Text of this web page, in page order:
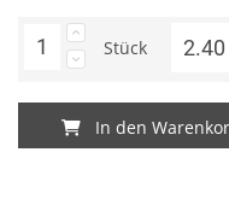
Stück
In den